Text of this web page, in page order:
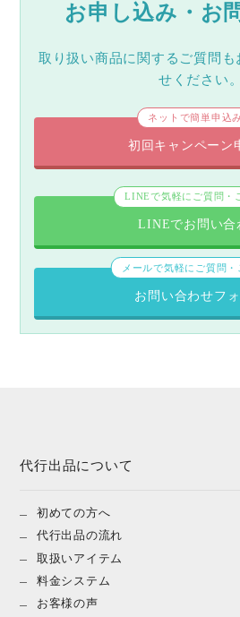
お申し込み・お
取り扱い商品に関するご質問も
せください。
ネットで簡単申込み
初回キャンペーン
LINEで気軽にご質問・
LINEでお問い合
メールで気軽にご質問・
お問い合わせフ
代行出品について
初めての方へ
代行出品の流れ
取扱いアイテム
料金システム
お客様の声